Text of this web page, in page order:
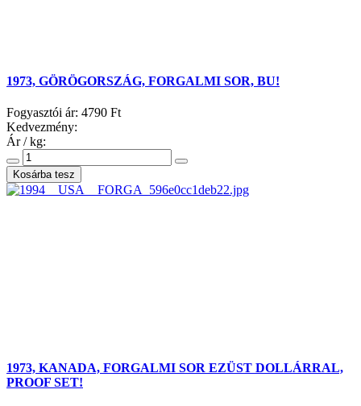
1973, GÖRÖGORSZÁG, FORGALMI SOR, BU!
Fogyasztói ár: 4790 Ft
Kedvezmény:
Ár / kg:
1973, KANADA, FORGALMI SOR EZÜST DOLLÁRRAL,
PROOF SET!